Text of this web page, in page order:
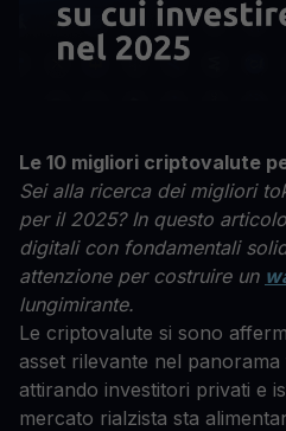
Le 10 migliori criptovalute
Sei alla ricerca dei migliori
per il 2025? In questo
digitali con fondamentali
attenzione per costruire un
lungimirante.
Le criptovalute si sono
asset rilevante nel
attirando investitori privati e
mercato rialzista sta